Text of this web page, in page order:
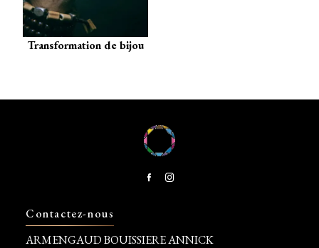
Transformation de bijou
Contactez-nous
ARMENGAUD BOUISSIERE ANNICK